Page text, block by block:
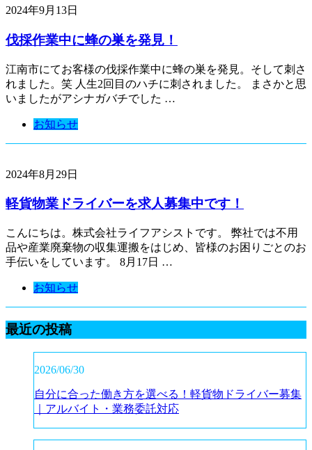
2024年9月13日
伐採作業中に蜂の巣を発見！
江南市にてお客様の伐採作業中に蜂の巣を発見。そして刺さ
れました。笑 人生2回目のハチに刺されました。 まさかと思
いましたがアシナガバチでした …
お知らせ
2024年8月29日
軽貨物業ドライバーを求人募集中です！
こんにちは。株式会社ライフアシストです。 弊社では不用
品や産業廃棄物の収集運搬をはじめ、皆様のお困りごとのお
手伝いをしています。 8月17日 …
お知らせ
最近の投稿
2026/06/30
自分に合った働き方を選べる！軽貨物ドライバー募集
｜アルバイト・業務委託対応